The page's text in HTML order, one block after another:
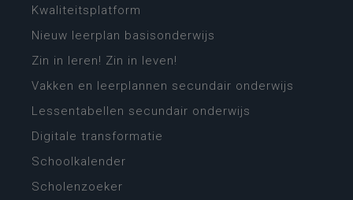
Kwaliteitsplatform
Nieuw leerplan basisonderwijs
Zin in leren! Zin in leven!
Vakken en leerplannen secundair onderwijs
Lessentabellen secundair onderwijs
Digitale transformatie
Schoolkalender
Scholenzoeker